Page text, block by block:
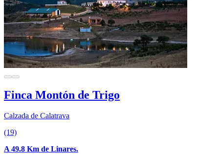
Finca Montón de Trigo
Calzada de Calatrava
(19)
A 49.8 Km de Linares.